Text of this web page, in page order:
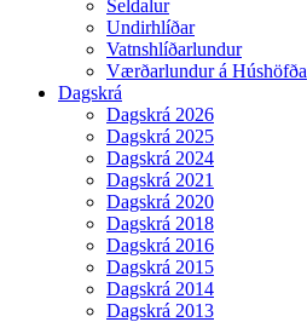
Seldalur
Undirhlíðar
Vatnshlíðarlundur
Værðarlundur á Húshöfða
Dagskrá
Dagskrá 2026
Dagskrá 2025
Dagskrá 2024
Dagskrá 2021
Dagskrá 2020
Dagskrá 2018
Dagskrá 2016
Dagskrá 2015
Dagskrá 2014
Dagskrá 2013